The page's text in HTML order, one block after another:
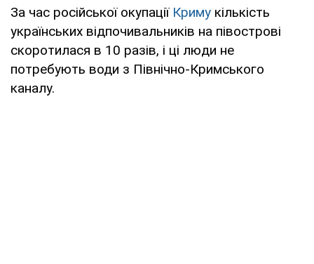
За час російської окупації Криму кількість
українських відпочивальників на півострові
скоротилася в 10 разів, і ці люди не
потребують води з Північно-Кримського
каналу.